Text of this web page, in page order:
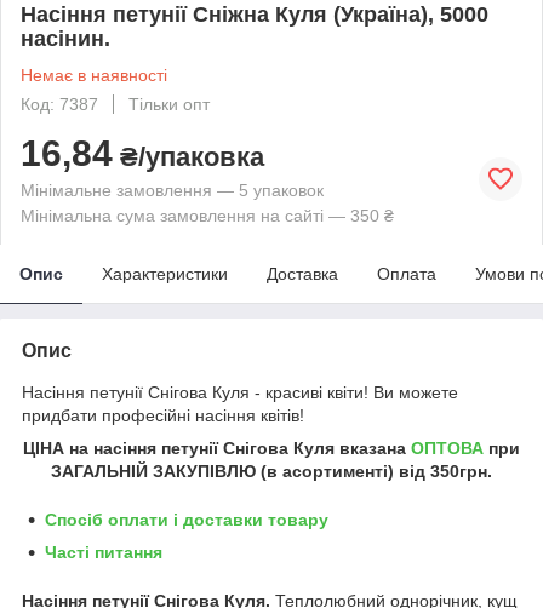
Насіння петунії Сніжна Куля (Україна), 5000
насінин.
Немає в наявності
Код: 7387
Тільки опт
16,84 ₴/упаковка
Мінімальне замовлення — 5 упаковок
Мінімальна сума замовлення на сайті — 350 ₴
Опис Характеристики Доставка Оплата Умови
Опис
Насіння петунії Снігова Куля - красиві квіти! Ви можете
придбати професійні насіння квітів!
ЦІНА на насіння петунії Снігова Куля вказана ОПТОВА при
ЗАГАЛЬНІЙ ЗАКУПІВЛЮ (в асортименті) від 350грн.
Спосіб оплати і доставки товару
Часті питання
Насіння петунії Снігова Куля. Теплолюбний однорічник, кущ